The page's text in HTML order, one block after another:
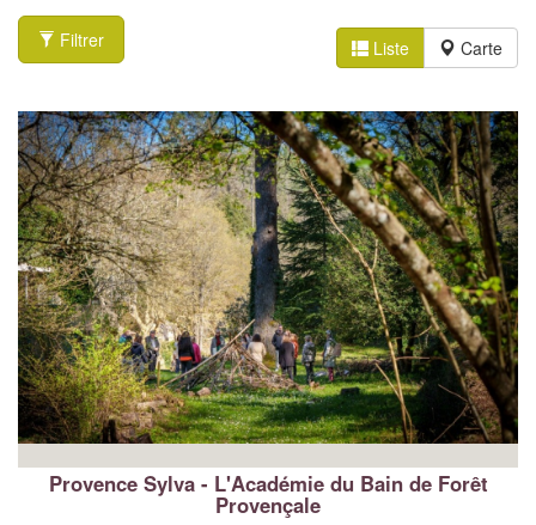
Filtrer Liste Carte
Provence Sylva - L'Académie du Bain de Forêt
Provençale